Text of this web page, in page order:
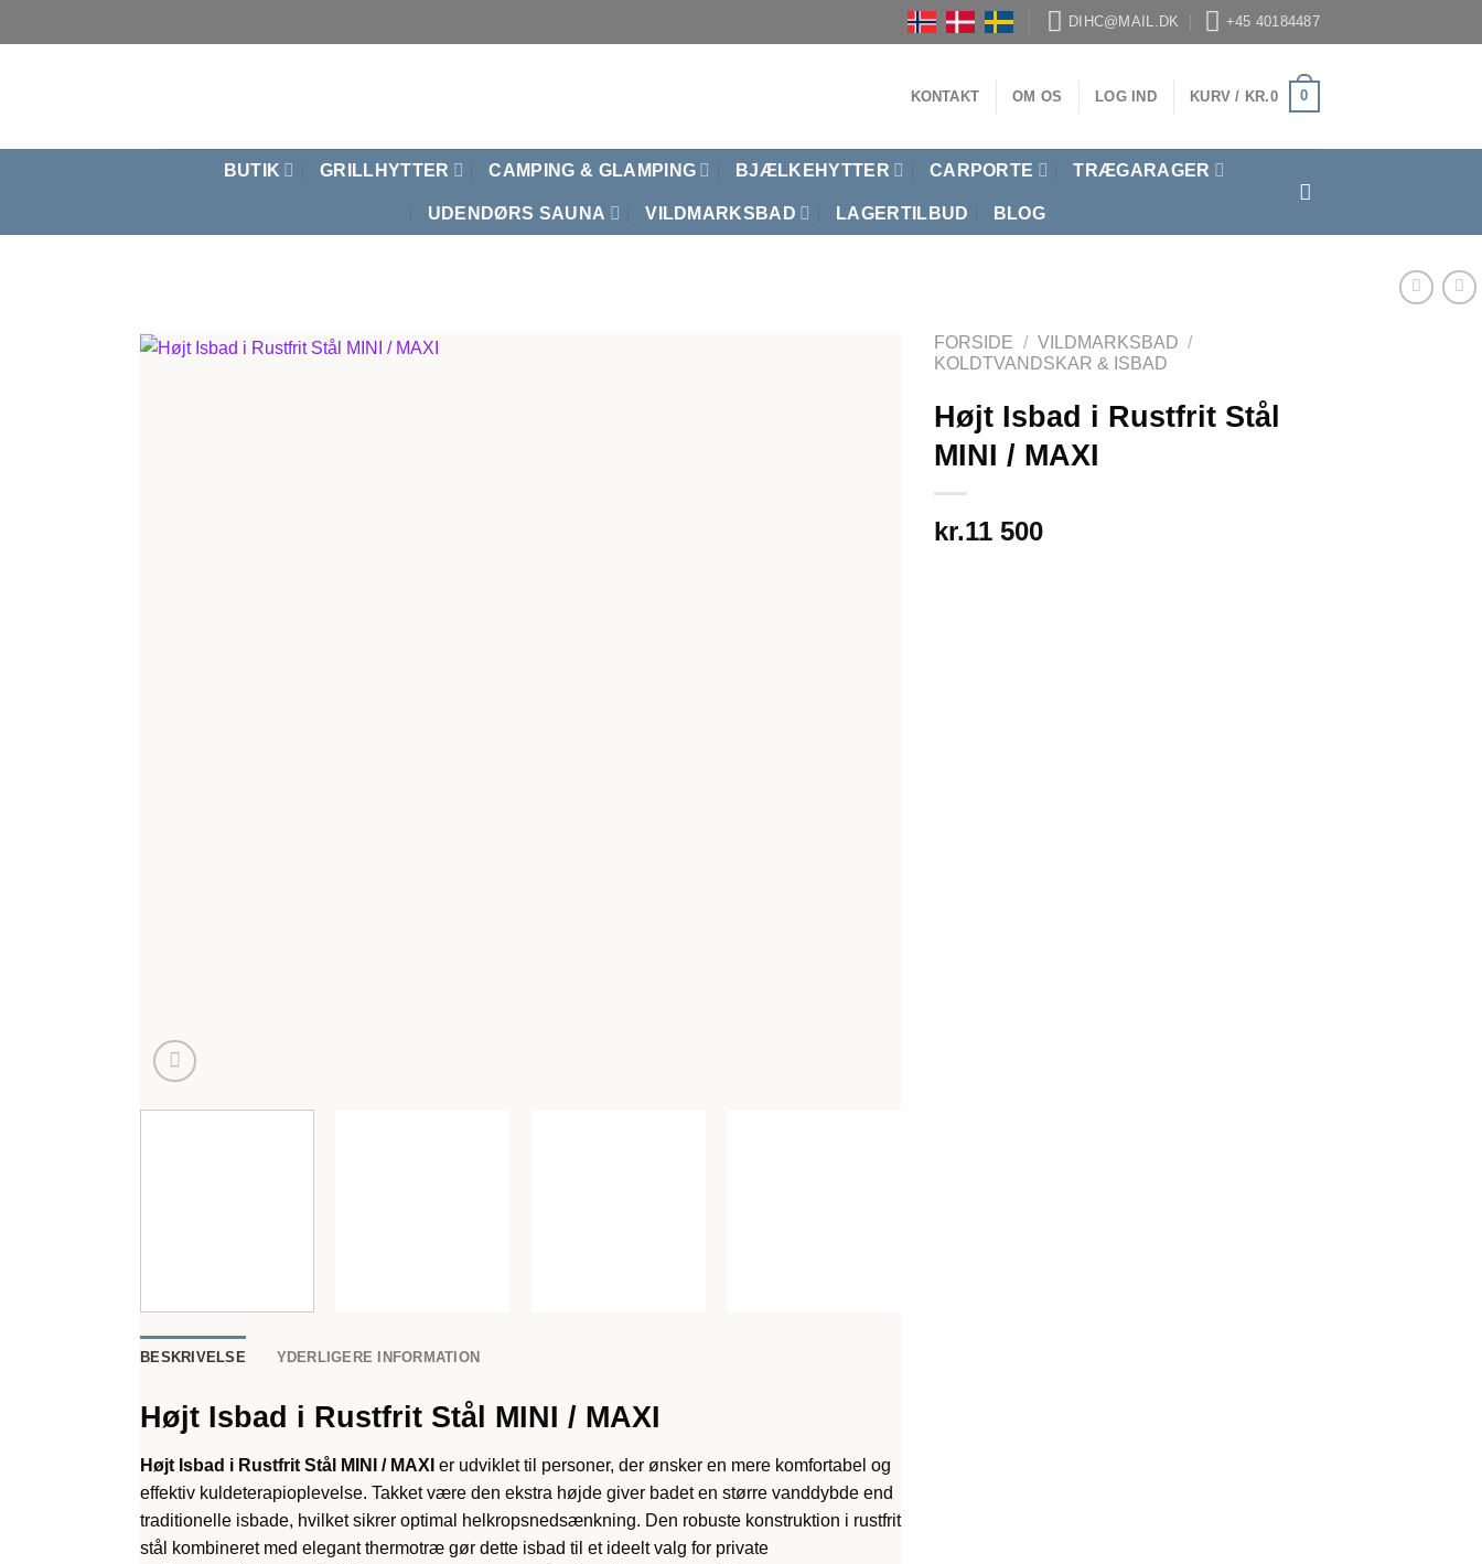
til
DIHC@MAIL.DK +45 40184487
KONTAKT OM OS LOG IND KURV / KR.0 0
BUTIK GRILLHYTTER CAMPING & GLAMPING BJÆLKEHYTTER CARPORTE TRÆGARAGER
UDENDØRS SAUNA VILDMARKSBAD LAGERTILBUD BLOG
BESKRIVELSE YDERLIGERE INFORMATION
Højt Isbad i Rustfrit Stål MINI / MAXI
Højt Isbad i Rustfrit Stål MINI / MAXI er udviklet til personer, der ønsker en mere komfortabel og
effektiv kuldeterapioplevelse. Takket være den ekstra højde giver badet en større vanddybde end
traditionelle isbade, hvilket sikrer optimal helkropsnedsænkning. Den robuste konstruktion i rustfrit
stål kombineret med elegant thermotræ gør dette isbad til et ideelt valg for private
FORSIDE / VILDMARKSBAD /
KOLDTVANDSKAR & ISBAD
Højt Isbad i Rustfrit Stål
MINI / MAXI
kr.11 500